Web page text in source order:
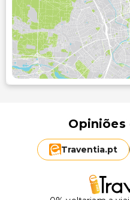
Opiniões
Traventia.pt